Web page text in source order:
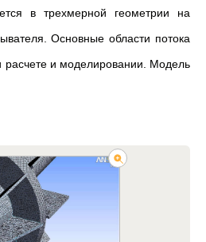
в трехмерной геометрии на
Основные области потока
расчете и моделировании. Модель